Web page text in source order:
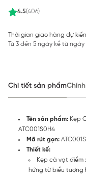
4.5(406)
Thời gian giao hàng dự kiến
Từ 3 đến 5 ngày kể từ
Chi tiết sản phẩm
Tên sản phẩm: Kẹp
ATC001S0H4
Mã rút gọn:
Thiết kế:
Kẹp cà vạt điểm
hứng từ biểu tượng